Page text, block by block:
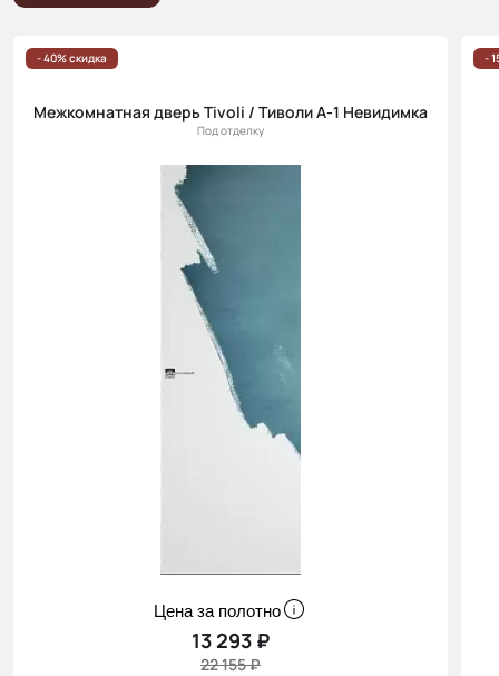
Цена (убыв.)
- 40% скидка
Межкомнатная дверь Tivoli / Тиволи А-1 Невидимка
Под отделку
Цена за полотно
13 293 ₽
22 155 ₽
-